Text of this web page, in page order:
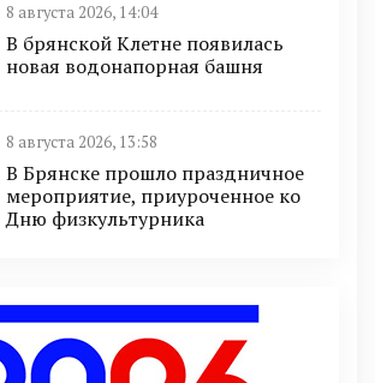
8 августа 2026, 14:04
В брянской Клетне появилась
новая водонапорная башня
8 августа 2026, 13:58
В Брянске прошло праздничное
мероприятие, приуроченное ко
Дню физкультурника